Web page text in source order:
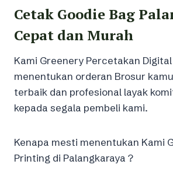
Cetak Goodie Bag
Cepat dan Murah
Kami Greenery Percetakan
menentukan orderan Brosur
terbaik dan profesional layak
kepada segala pembeli kami.
Kenapa mesti menentukan Kami
Printing di Palangkaraya ?